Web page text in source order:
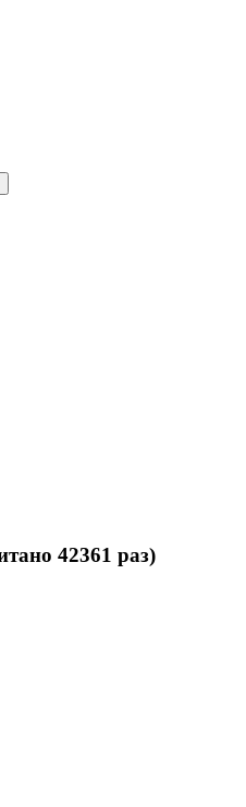
42361 раз)